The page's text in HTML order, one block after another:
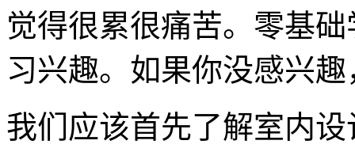
觉得很累很痛苦。零基
习兴趣。如果你没感兴
我们应该首先了解室内